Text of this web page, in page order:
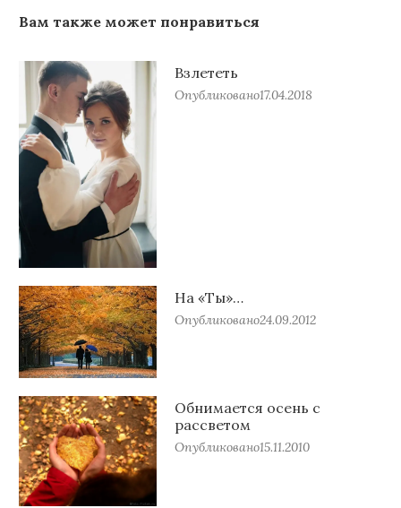
Вам также может понравиться
Взлететь
Опубликовано17.04.2018
На «Ты»…
Опубликовано24.09.2012
Обнимается осень с
рассветом
Опубликовано15.11.2010